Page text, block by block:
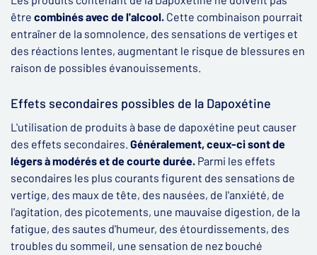
être combinés avec de l'alcool. Cette combinaison pourrait
entraîner de la somnolence, des sensations de vertiges et
des réactions lentes, augmentant le risque de blessures en
raison de possibles évanouissements.
Effets secondaires possibles de la Dapoxétine
L'utilisation de produits à base de dapoxétine peut causer
des effets secondaires. Généralement, ceux-ci sont de
légers à modérés et de courte durée. Parmi les effets
secondaires les plus courants figurent des sensations de
vertige, des maux de tête, des nausées, de l'anxiété, de
l'agitation, des picotements, une mauvaise digestion, de la
fatigue, des sautes d'humeur, des étourdissements, des
troubles du sommeil, une sensation de nez bouché